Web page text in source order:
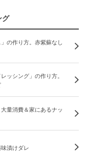
グ
の作り方。赤紫蘇なし
ッシング」の作り方。
量消費＆家にあるナッ
漬けダレ